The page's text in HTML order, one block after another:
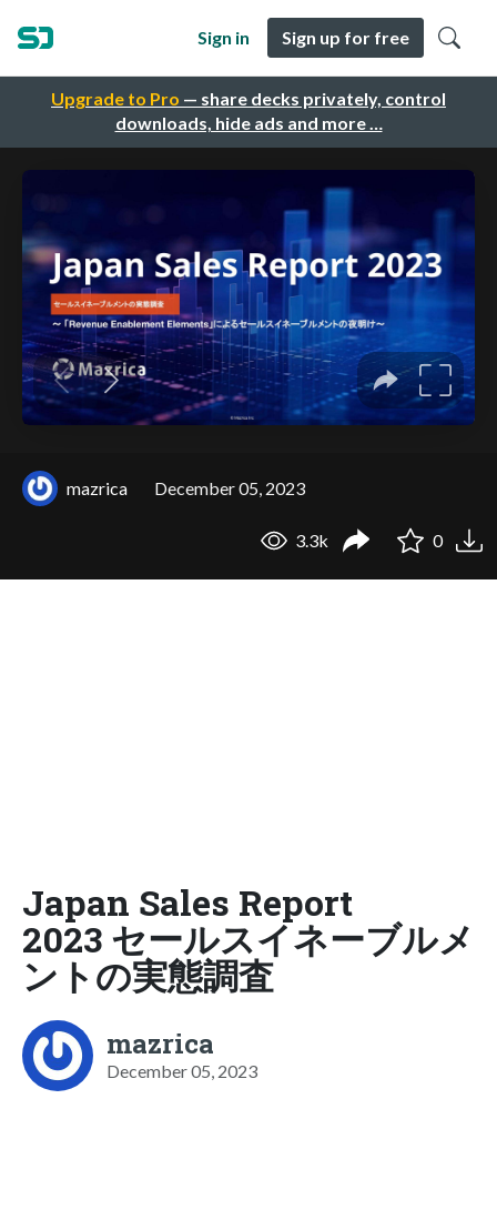
Upgrade to Pro — share decks privately, control
downloads, hide ads and more …
Sign in Sign up for free
mazrica December 05, 2023
3.3k 0
Japan Sales Report
2023 セールスイネーブルメ
ントの実態調査
mazrica
December 05, 2023